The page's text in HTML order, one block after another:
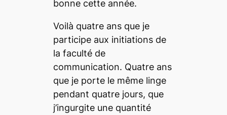
bonne cette année.
Voilà quatre ans que je
participe aux initiations de
la faculté de
communication. Quatre ans
que je porte le même linge
pendant quatre jours, que
j’ingurgite une quantité